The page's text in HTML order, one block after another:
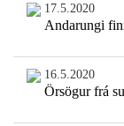
17.5.2020
Andarungi
16.5.2020
Örsögur frá